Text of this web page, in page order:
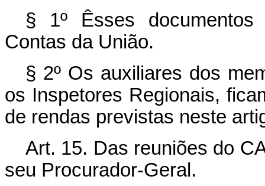
§ 1º Êsses
Contas da União.
§ 2º Os auxiliares dos
os Inspetores Regionais,
de rendas previstas neste
Art. 15. Das reuniões do
seu Procurador-Geral.